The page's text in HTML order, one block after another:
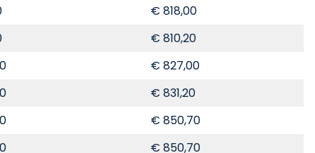
€ 818,00
€ 810,20
€ 827,00
€ 831,20
€ 850,70
€ 850,70